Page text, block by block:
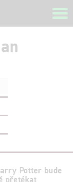
Potter bude
přetékat